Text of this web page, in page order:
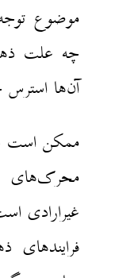
موضوع
چه علت
آن‌ها
ممکن است
محرک‌های
غیرارادی
فرایندهای